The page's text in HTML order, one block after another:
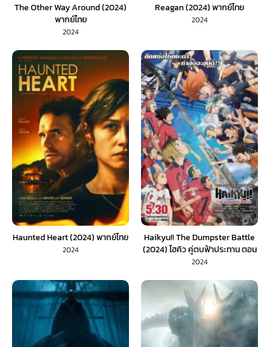
The Other Way Around (2024)
พากย์ไทย
2024
Reagan (2024) พากย์ไทย
2024
Haunted Heart (2024) พากย์ไทย
2024
Haikyu!! The Dumpster Battle
(2024) ไฮคิว คู่ตบฟ้าประทาน ตอน
ศึกที่กองขยะ
2024